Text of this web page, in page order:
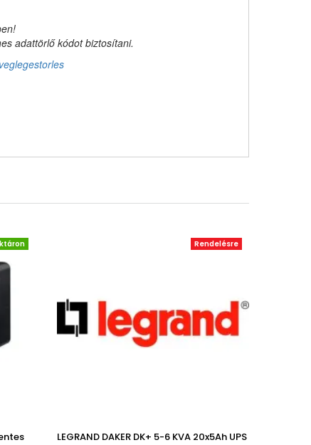
adattörlő kódot biztosítani.
Rendelésre
LEGRAND DAKER DK+ 5-6 KVA 20x5Ah UPS